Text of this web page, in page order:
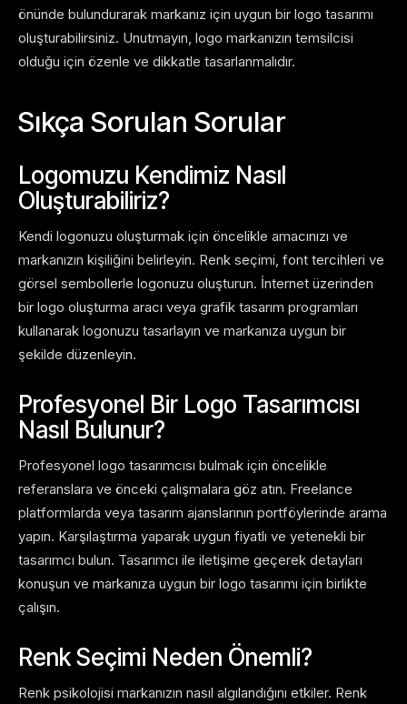
önünde bulundurarak markanız için uygun bir logo tasarımı
oluşturabilirsiniz. Unutmayın, logo markanızın temsilcisi
olduğu için özenle ve dikkatle tasarlanmalıdır.
Sıkça Sorulan Sorular
Logomuzu Kendimiz Nasıl
Oluşturabiliriz?
Kendi logonuzu oluşturmak için öncelikle amacınızı ve
markanızın kişiliğini belirleyin. Renk seçimi, font tercihleri ve
görsel sembollerle logonuzu oluşturun. İnternet üzerinden
bir logo oluşturma aracı veya grafik tasarım programları
kullanarak logonuzu tasarlayın ve markanıza uygun bir
şekilde düzenleyin.
Profesyonel Bir Logo Tasarımcısı
Nasıl Bulunur?
Profesyonel logo tasarımcısı bulmak için öncelikle
referanslara ve önceki çalışmalara göz atın. Freelance
platformlarda veya tasarım ajanslarının portföylerinde arama
yapın. Karşılaştırma yaparak uygun fiyatlı ve yetenekli bir
tasarımcı bulun. Tasarımcı ile iletişime geçerek detayları
konuşun ve markanıza uygun bir logo tasarımı için birlikte
çalışın.
Renk Seçimi Neden Önemli?
Renk psikolojisi markanızın nasıl algılandığını etkiler. Renk